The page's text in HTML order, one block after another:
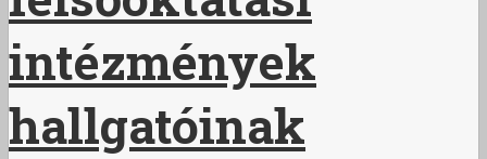
intézmények
hallgatóinak